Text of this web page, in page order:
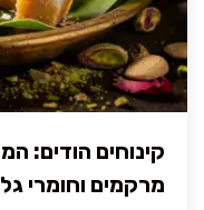
קינוחים הודים:
מרקמים וחומרי